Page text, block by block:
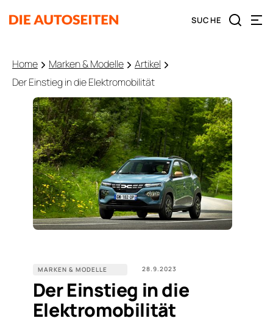
Home Marken & Modelle
Artikel
Der Einstieg in die Elektromobilität
MARKEN & MODELLE 28.9.2023
Der Einstieg in die
Elektromobilität